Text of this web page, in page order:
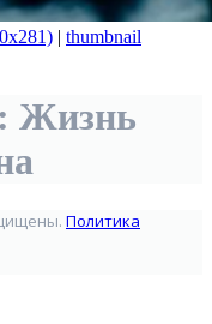
| thumbnail
Жизнь
Политика